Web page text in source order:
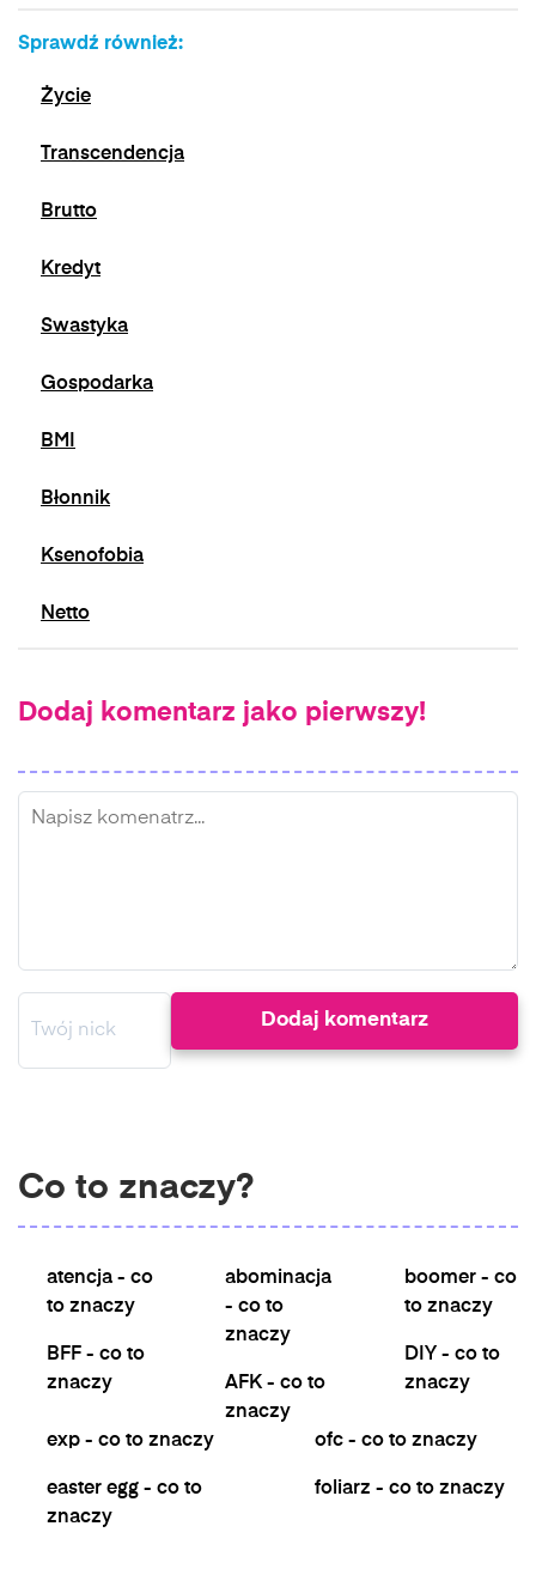
Sprawdź również:
Życie
Transcendencja
Brutto
Kredyt
Swastyka
Gospodarka
BMI
Błonnik
Ksenofobia
Netto
Dodaj komentarz jako pierwszy!
Co to znaczy?
atencja - co
to znaczy
BFF - co to
znaczy
abominacja
- co to
znaczy
AFK - co to
znaczy
boomer - co
to znaczy
DIY - co to
znaczy
exp - co to znaczy
easter egg - co to
znaczy
ofc - co to znaczy
foliarz - co to znaczy